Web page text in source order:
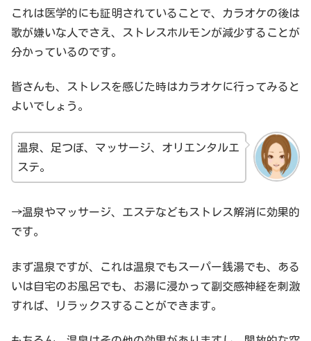
これは医学的にも証明されていることで、カラオケの後は
歌が嫌いな人でさえ、ストレスホルモンが減少することが
分かっているのです。
皆さんも、ストレスを感じた時はカラオケに行ってみると
よいでしょう。
温泉、足つぼ、マッサージ、オリエンタルエ
ステ。
→温泉やマッサージ、エステなどもストレス解消に効果的
です。
まず温泉ですが、これは温泉でもスーパー銭湯でも、ある
いは自宅のお風呂でも、お湯に浸かって副交感神経を刺激
すれば、リラックスすることができます。